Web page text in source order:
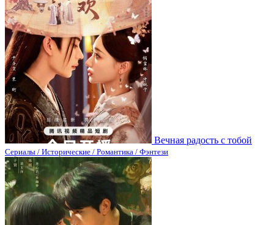
Вечная радость с тобой
Сериалы / Исторические / Романтика / Фэнтези